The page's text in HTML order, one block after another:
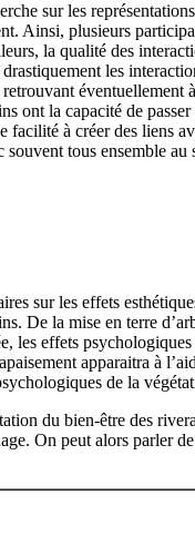
sur les
Ainsi, plusieurs
la qualité des
les
ont la capacité de
à créer des liens
tous ensemble au
sur les effets
De la mise en terre
les effets
apparaitra à
de la
du bien-être des
On peut alors parler